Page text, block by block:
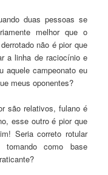
duas pessoas se
melhor que o
não é pior que
a linha de raciocínio e
aquele campeonato eu
meus oponentes?
são relativos, fulano é
esse outro é pior que
Seria correto rotular
como base